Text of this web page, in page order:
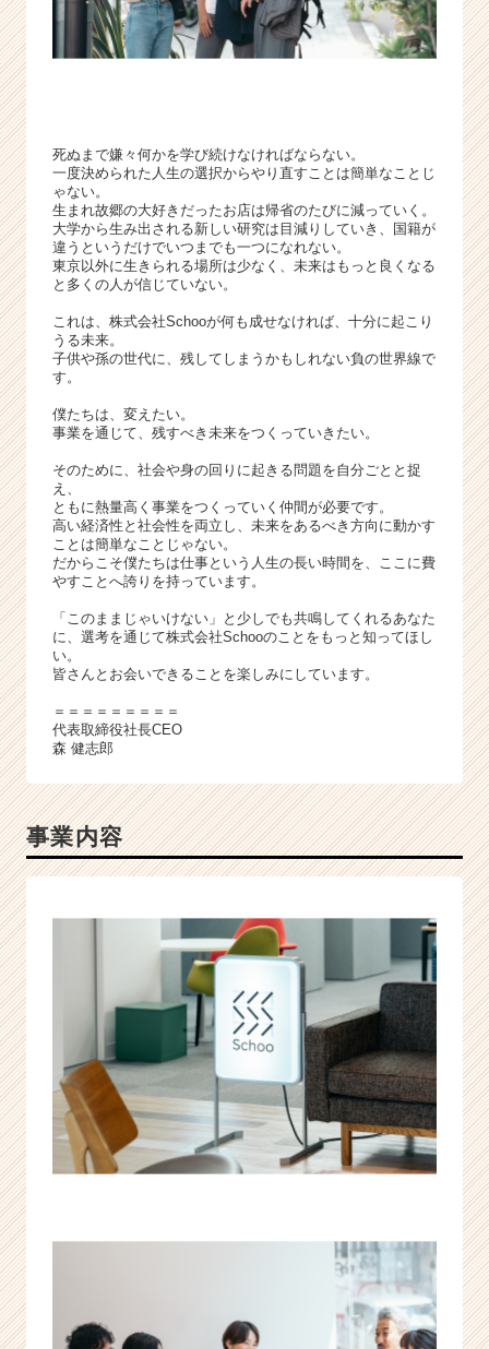
ト
チ
ア
ア
（C
e
e
r
C
r
e
死ぬまで嫌々何かを学び続けなければならない。
一度決められた人生の選択からやり直すことは簡単なことじ
ゃない。
生まれ故郷の大好きだったお店は帰省のたびに減っていく。
大学から生み出される新しい研究は目減りしていき、国籍が
違うというだけでいつまでも一つになれない。
東京以外に生きられる場所は少なく、未来はもっと良くなる
と多くの人が信じていない。
これは、株式会社Schooが何も成せなければ、十分に起こり
うる未来。
子供や孫の世代に、残してしまうかもしれない負の世界線で
す。
僕たちは、変えたい。
事業を通じて、残すべき未来をつくっていきたい。
そのために、社会や身の回りに起きる問題を自分ごとと捉
え、
ともに熱量高く事業をつくっていく仲間が必要です。
高い経済性と社会性を両立し、未来をあるべき方向に動かす
ことは簡単なことじゃない。
だからこそ僕たちは仕事という人生の長い時間を、ここに費
やすことへ誇りを持っています。
「このままじゃいけない」と少しでも共鳴してくれるあなた
に、選考を通じて株式会社Schooのことをもっと知ってほし
い。
皆さんとお会いできることを楽しみにしています。
＝＝＝＝＝＝＝＝＝
代表取締役社長CEO
森 健志郎
事業内容